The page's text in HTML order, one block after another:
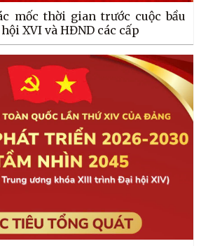
mốc thời gian trước cuộc bầu
XVI và HĐND các cấp